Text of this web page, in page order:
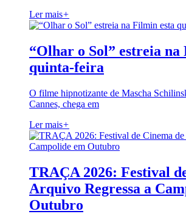
Ler mais+
“Olhar o Sol” estreia na
quinta-feira
O filme hipnotizante de Mascha
Cannes, chega em
Ler mais+
TRAÇA 2026: Festival
Arquivo Regressa a
Outubro